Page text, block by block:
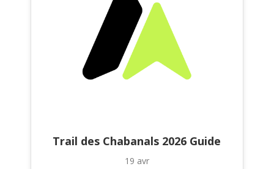
Trail des Chabanals 2026 Guide
19 avr